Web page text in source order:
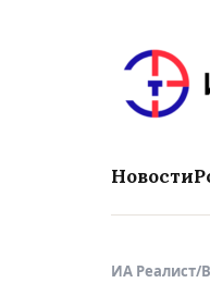
Новости
ИА Реалист/